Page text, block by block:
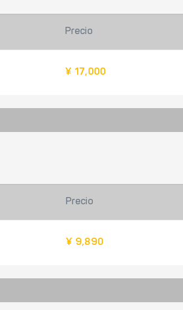
Precio
¥ 17,000
Precio
¥ 9,890